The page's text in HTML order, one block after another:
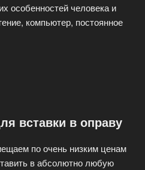
особенностей человека и
компьютер, постоянное
вставки в оправу
по очень низким ценам
в абсолютно любую